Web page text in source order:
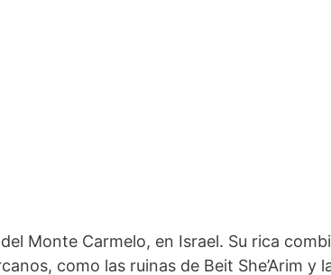
Monte Carmelo, en Israel. Su rica
como las ruinas de Beit She’Arim y